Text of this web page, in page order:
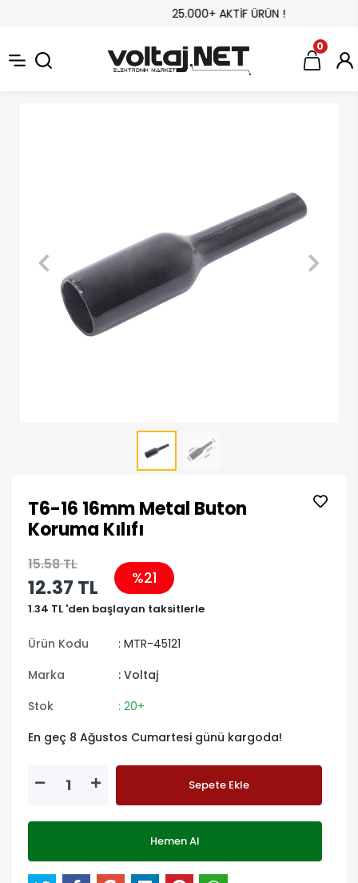
25.000+ AKTİF ÜRÜN !
0
T6-16 16mm Metal Buton
Koruma Kılıfı
15.58 TL
12.37 TL %21
1.34 TL 'den başlayan taksitlerle
Ürün Kodu
: MTR-45121
Marka
: Voltaj
Stok
: 20+
En geç 8 Ağustos Cumartesi günü kargoda!
Sepete Ekle
Hemen Al